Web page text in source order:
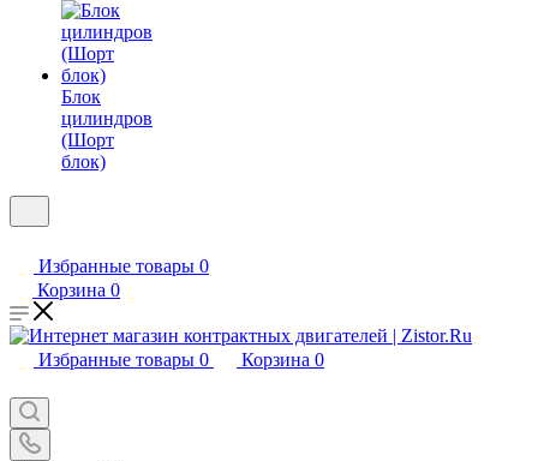
Блок
цилиндров
(Шорт
блок)
Избранные товары 0
Корзина 0
Избранные товары 0 Корзина 0